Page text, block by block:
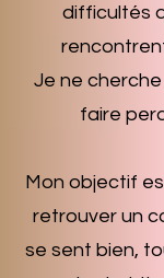
difficultés
Je ne
faire
Mon objectif
retrouver un
se sent bien,